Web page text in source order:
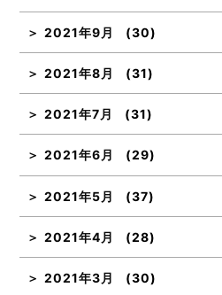
2021年9月 (30)
2021年8月 (31)
2021年7月 (31)
2021年6月 (29)
2021年5月 (37)
2021年4月 (28)
2021年3月 (30)